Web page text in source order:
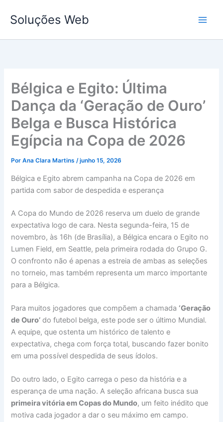
para
conteúdo
Soluções Web
Bélgica e Egito: Última
Dança da ‘Geração de Ouro’
Belga e Busca Histórica
Egípcia na Copa de 2026
PorAna Clara Martins/junho 15, 2026
Bélgica e Egito abrem campanha na Copa de 2026 em
partida com sabor de despedida e esperança
A Copa do Mundo de 2026 reserva um duelo de grande
expectativa logo de cara. Nesta segunda-feira, 15 de
novembro, às 16h (de Brasília), a Bélgica encara o Egito no
Lumen Field, em Seattle, pela primeira rodada do Grupo G.
O confronto não é apenas a estreia de ambas as seleções
no torneio, mas também representa um marco importante
para a Bélgica.
Para muitos jogadores que compõem a chamada ‘Geração
de Ouro’ do futebol belga, este pode ser o último Mundial.
A equipe, que ostenta um histórico de talento e
expectativa, chega com força total, buscando fazer bonito
em uma possível despedida de seus ídolos.
Do outro lado, o Egito carrega o peso da história e a
esperança de uma nação. A seleção africana busca sua
primeira vitória em Copas do Mundo, um feito inédito que
motiva cada jogador a dar o seu máximo em campo.